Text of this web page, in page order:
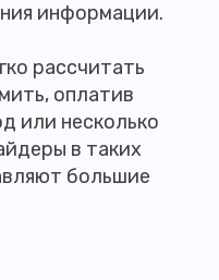
информации.
рассчитать
оплатив
или несколько
в таких
большие